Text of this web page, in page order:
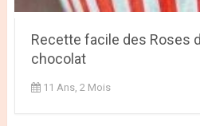
Recette facile des Roses
chocolat
11 Ans, 2 Mois